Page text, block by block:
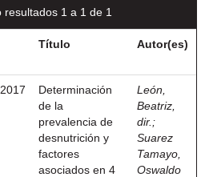
resultados 1 a 1 de 1
Título Autor(es)
2017
Determinación
de la
prevalencia de
desnutrición y
factores
asociados en 4
León,
Beatriz,
dir. ;
Suarez
Tamayo,
Oswaldo